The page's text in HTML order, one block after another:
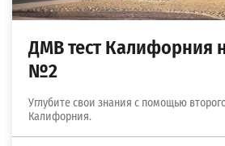
ДМВ тест Калифорния
№2
Углубите свои знания с помощью
Калифорния.